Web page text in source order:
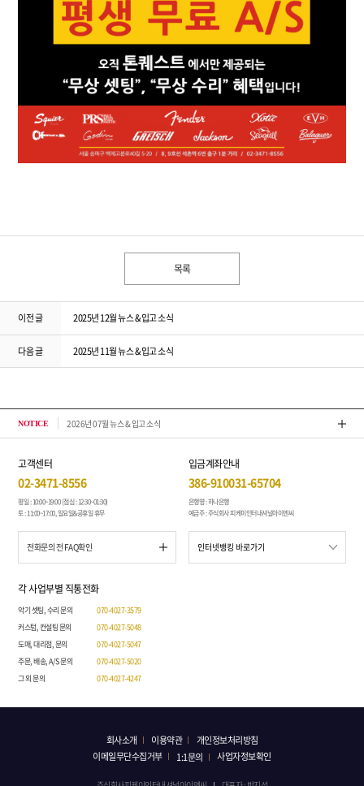
목록
이전 글 2025년 12월 뉴스 & 입고 소식
다음 글 2025년 11월 뉴스 & 입고 소식
NOTICE 2026년 07월 뉴스 & 입고 소식 톤퀘
고객센터
02-3471-8556
평일 : 10:00~19:00 (점심 : 12:30~01:30)
토 : 11:00~17:00, 일요일&공휴일 휴무
전화문의 전 FAQ확인
입금계좌안내
386-910031-65704
은행명 : 하나은행
예금주 : 주식회사 피케이인터내셔널아이엔씨
각 사업부별 직통전화
악기 셋팅, 수리 문의
070-4027-3579
커스텀, 컨설팅 문의
070-4027-5048
도매, 대리점, 문의
070-4027-5047
주문, 배송, A/S 문의
070-4027-5020
그 외 문의
070-4027-4247
회사소개 이용약관
개인정보처리방침
이메일무단수집거부
1:1문의 사업자정보확인